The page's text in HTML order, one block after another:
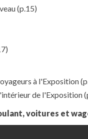
(p.15)
à l'Exposition
de l'Exposition
voitures et